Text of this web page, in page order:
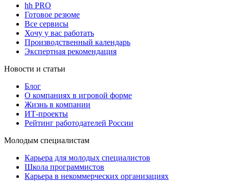
hh PRO
Готовое резюме
Все сервисы
Хочу у вас работать
Производственный календарь
Экспертная рекомендация
Новости и статьи
Блог
О компаниях в игровой форме
Жизнь в компании
ИТ-проекты
Рейтинг работодателей России
Молодым специалистам
Карьера для молодых специалистов
Школа программистов
Карьера в некоммерческих организациях